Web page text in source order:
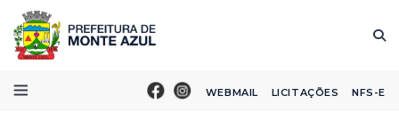
WEBMAIL LICITAÇÕES NFS-E